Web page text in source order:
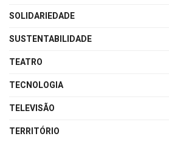
SOLIDARIEDADE
SUSTENTABILIDADE
TEATRO
TECNOLOGIA
TELEVISÃO
TERRITÓRIO